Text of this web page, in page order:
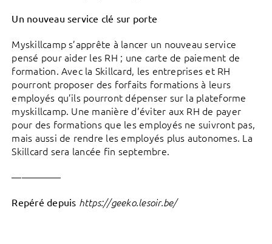
Un nouveau service clé sur porte
Myskillcamp s’apprête à lancer un nouveau service
pensé pour aider les RH ; une carte de paiement de
formation. Avec la Skillcard, les entreprises et RH
pourront proposer des forfaits formations à leurs
employés qu’ils pourront dépenser sur la plateforme
myskillcamp. Une manière d’éviter aux RH de payer
pour des formations que les employés ne suivront pas,
mais aussi de rendre les employés plus autonomes. La
Skillcard sera lancée fin septembre.
—————
Repéré depuis https://geeko.lesoir.be/